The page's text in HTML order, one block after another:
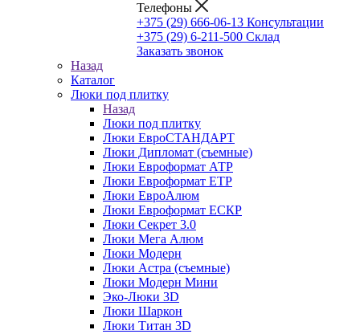
Телефоны
+375 (29) 666-06-13 Консультации
+375 (29) 6-211-500 Склад
Заказать звонок
Назад
Каталог
Люки под плитку
Назад
Люки под плитку
Люки ЕвроСТАНДАРТ
Люки Дипломат (съемные)
Люки Евроформат АТР
Люки Евроформат ЕТР
Люки ЕвроАлюм
Люки Евроформат ЕСКР
Люки Секрет 3.0
Люки Мега Алюм
Люки Модерн
Люки Астра (съемные)
Люки Модерн Мини
Эко-Люки 3D
Люки Шаркон
Люки Титан 3D